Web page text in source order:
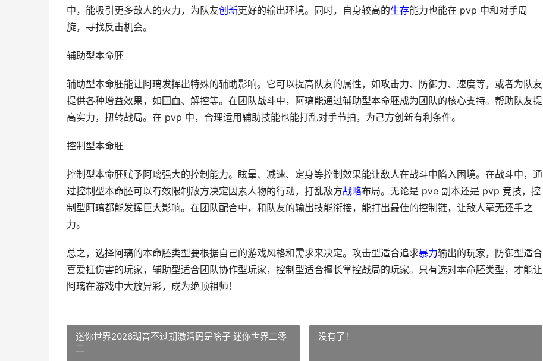
中，能吸引更多敌人的火力，为队友创新更好的输出环境。同时，自身较高的生存能力也能在 pvp 中和对手周
旋，寻找反击机会。
辅助型本命胚
辅助型本命胚能让阿璃发挥出特殊的辅助影响。它可以提高队友的属性，如攻击力、防御力、速度等，或者为队友
提供各种增益效果，如回血、解控等。在团队战斗中，阿璃能通过辅助型本命胚成为团队的核心支持。帮助队友提
高实力，扭转战局。在 pvp 中，合理运用辅助技能也能打乱对手节拍，为己方创新有利条件。
控制型本命胚
控制型本命胚赋予阿璃强大的控制能力。眩晕、减速、定身等控制效果能让敌人在战斗中陷入困境。在战斗中，通
过控制型本命胚可以有效限制敌方决定因素人物的行动，打乱敌方战略布局。无论是 pve 副本还是 pvp 竞技，控
制型阿璃都能发挥巨大影响。在团队配合中，和队友的输出技能衔接，能打出最佳的控制链，让敌人毫无还手之
力。
总之，选择阿璃的本命胚类型要根据自己的游戏风格和需求来决定。攻击型适合追求暴力输出的玩家，防御型适合
喜爱扛伤害的玩家，辅助型适合团队协作型玩家，控制型适合擅长掌控战局的玩家。只有选对本命胚类型，才能让
阿璃在游戏中大放异彩，成为绝顶祖师！
迷你世界2026瑚音不过期激活码是啥子 迷你世界二零
二
没有了！